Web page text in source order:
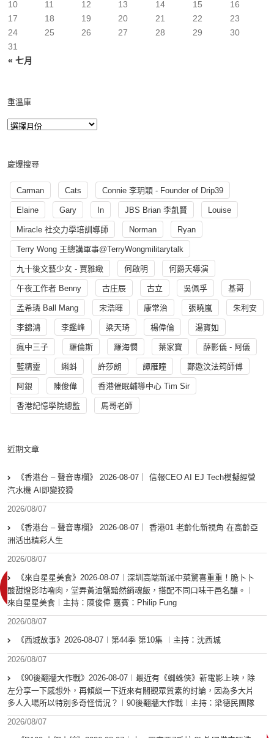
« 七月
10
11 12 13 14 15
16
17
18 19 20 21 22
23
24
25 26 27 28 29
30
31
重溫庫
慶爆搜尋
Carman Cats Connie 李玥穎 - Founder of Drip39
Elaine Gary In JBS Brian 李凱賢 Louise
Miracle 社交力學培訓導師 Norman Ryan
Terry Wong 王總講軍事@TerryWongmilitarytalk
九十後文藝少女 - 賈雅緻 何啟明 何爵天導演
午夜工作者 Benny 古庄辰 古立 吳佩孚 基哥
孟希璘 Ball Mang 宋浩暉 康常治 張曉嵐 朱利安
李錦鴻 李鑑峰 梁天琦 楊偉倫 湯寳如
瘋中三子 羅倫斯 羅海憫 葉家寶 薛影儀 - 阿儀
藍精靈 蝌蚪 許莎朗 譚雁瞳 鄭遨汶法筠師傅
阿銀 陳俊偉 香港催眠輔導中心 Tim Sir
香港記憶學院總監 馬哥老師
近期文章
《香港台 – 聲音專欄》 2026-08-07｜ 信報CEO AI EJ Tech模擬經營
汽水機 AI即變狡猾
2026/08/07
《香港台 – 聲音專欄》 2026-08-07｜ 香港01 老齡化新視角 在高齡亞
洲活出精彩人生
2026/08/07
《來自星星美食》2026-08-07︱深圳高端新派中菜驚喜重重！脆卜卜
酸甜燈影咕嚕肉，堂弄黃油蟹黯然銷魂飯，搭配不同口味干邑名釀。︱
來自星星美食︱主持：陳俊偉 嘉賓：Philip Fung
2026/08/07
《西城故事》2026-08-07︱第44季 第10集 ︱主持：沈西城
2026/08/07
《90後翻牆大作戰》2026-08-07︱最近有《蜘蛛俠》新電影上映，除
左分享一下感想外，再傾談一下近來有關觀眾質素的討論，因為多大片
多人入場所以特別多奇怪情況？︱90後翻牆大作戰︱主持：梁德民團隊
2026/08/07